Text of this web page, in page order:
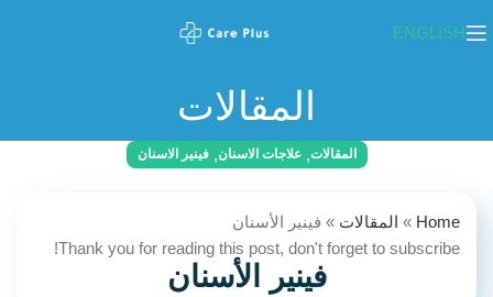
ENGLISH
المقالات
المقالات,علاجات الاسنان,فينير الاسنان
Home
» المقالات » فينير الأسنان
Thank you for reading this post, don't forget to subscribe!
فينير الأسنان